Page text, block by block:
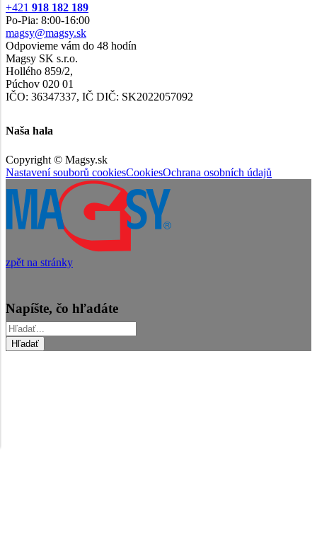
+421 918 182 189
Po-Pia: 8:00-16:00
magsy@magsy.sk
Odpovieme vám do 48 hodín
Magsy SK s.r.o.
Hollého 859/2,
Púchov 020 01
IČO: 36347337, IČ DIČ: SK2022057092
Naša hala
Copyright © Magsy.sk
Nastavení souborů cookiesCookiesOchrana osobních údajů
zpět na stránky
Napíšte, čo hľadáte